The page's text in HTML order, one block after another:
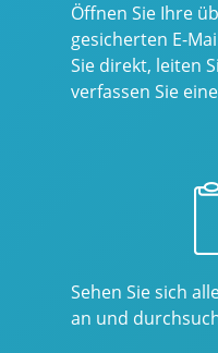
Öffnen Sie Ihre
gesicherten E-
Sie direkt, leiten
verfassen Sie
Sehen Sie sich
an und